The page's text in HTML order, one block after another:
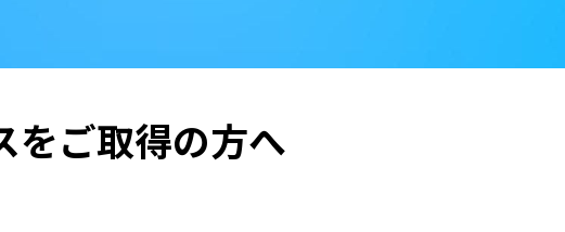
をご取得の方へ